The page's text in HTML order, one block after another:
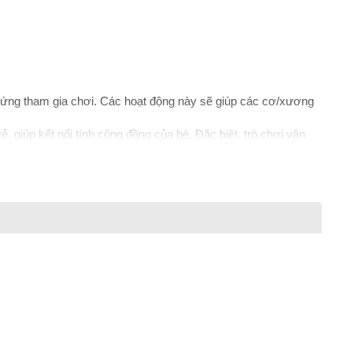
tham gia chơi. Các hoạt động này sẽ giúp các cơ/xương
giúp kết nối tính cộng đồng của bé. Đặc biệt, trò chơi vận